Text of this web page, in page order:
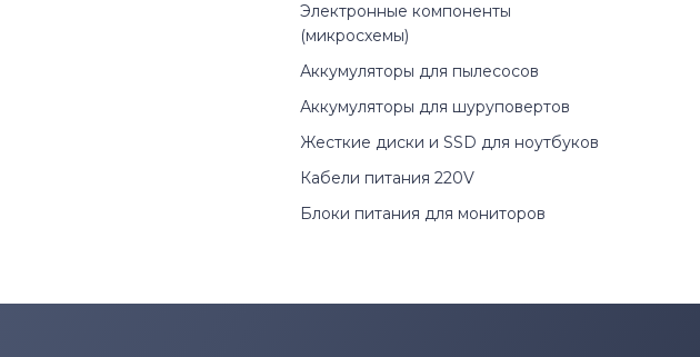
Электронные компоненты
(микросхемы)
Аккумуляторы для пылесосов
Аккумуляторы для шуруповертов
Жесткие диски и SSD для ноутбуков
Кабели питания 220V
Блоки питания для мониторов